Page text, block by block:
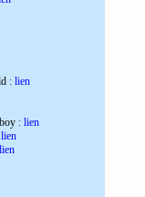
: lien
: lien
lien
lien